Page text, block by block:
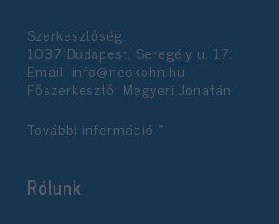
Szerkesztőség:
1037 Budapest, Seregély u. 17.
Email: info@neokohn.hu
Főszerkesztő: Megyeri Jonatán
További információ »
Rólunk